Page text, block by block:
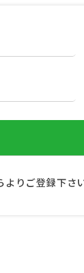
よりご登録下さ